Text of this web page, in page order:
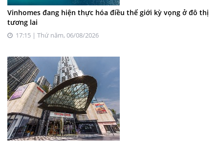
Vinhomes đang hiện thực hóa điều thế giới kỳ vọng ở đô thị
tương lai
17:15 | Thứ năm, 06/08/2026